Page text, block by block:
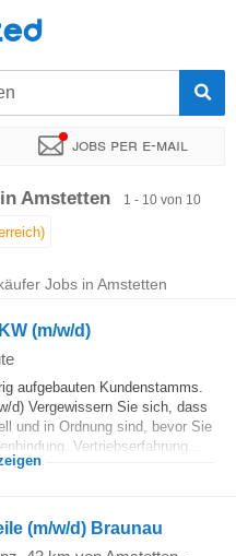
Jobs per e-mail
Amstetten 1 - 10 von 10
Jobs in Amstetten
(m/w/d)
aufgebauten Kundenstamms.
d) Vergewissern Sie sich, dass
und in Ordnung sind, bevor Sie
Vertriebserfahrung...
(m/w/d) Braunau